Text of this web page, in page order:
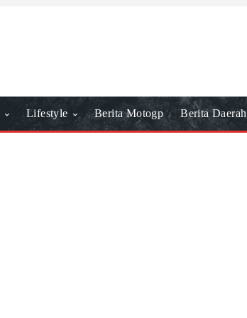
Lifestyle Berita Motogp Berita Daerah